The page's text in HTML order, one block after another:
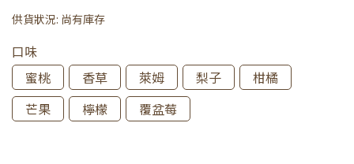
供貨狀況: 尚有庫存
口味
蜜桃
香草 萊姆 梨子
柑橘
芒果
檸檬 覆盆莓